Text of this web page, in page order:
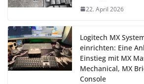
22. April 2026
Logitech MX
einrichten: Eine
Einstieg mit MX
Mechanical, MX
Console